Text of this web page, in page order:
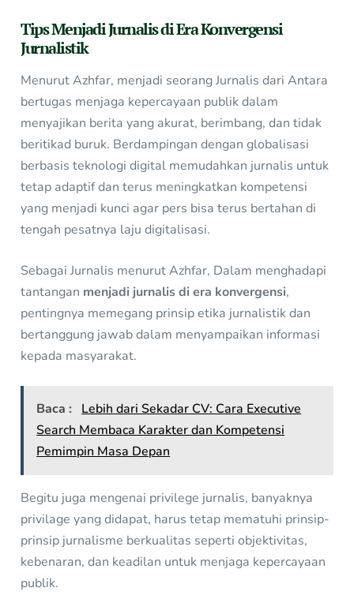
Tips Menjadi Jurnalis di Era Konvergensi
Jurnalistik
Menurut Azhfar, menjadi seorang Jurnalis dari Antara
bertugas menjaga kepercayaan publik dalam
menyajikan berita yang akurat, berimbang, dan tidak
beritikad buruk. Berdampingan dengan globalisasi
berbasis teknologi digital memudahkan jurnalis untuk
tetap adaptif dan terus meningkatkan kompetensi
yang menjadi kunci agar pers bisa terus bertahan di
tengah pesatnya laju digitalisasi.
Sebagai Jurnalis menurut Azhfar, Dalam menghadapi
tantangan menjadi jurnalis di era konvergensi,
pentingnya memegang prinsip etika jurnalistik dan
bertanggung jawab dalam menyampaikan informasi
kepada masyarakat.
Baca :
Lebih dari Sekadar CV: Cara Executive
Search Membaca Karakter dan Kompetensi
Pemimpin Masa Depan
Begitu juga mengenai privilege jurnalis, banyaknya
privilage yang didapat, harus tetap mematuhi prinsip-
prinsip jurnalisme berkualitas seperti objektivitas,
kebenaran, dan keadilan untuk menjaga kepercayaan
publik.